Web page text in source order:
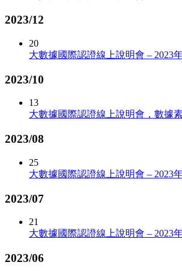
2023/12
20
大數據國際認證線上說明會 – 2023
2023/10
13
大數據國際認證線上說明會，數據
2023/08
25
大數據國際認證線上說明會 – 2023
2023/07
21
大數據國際認證線上說明會 – 2023
2023/06